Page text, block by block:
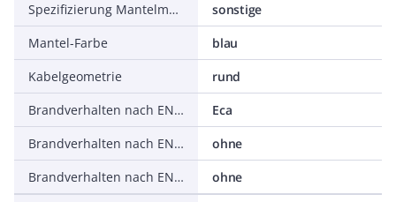
Spezifizierung Mantelmaterial
sonstige
Mantel-Farbe
blau
Kabelgeometrie
rund
Brandverhalten nach EN 13501-6: Klasse
Eca
Brandverhalten nach EN 13501-6: Rauchentwicklung
ohne
Brandverhalten nach EN 13501-6: Abtropfverhalten
ohne